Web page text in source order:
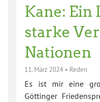
Kane: Ein
starke
Nationen
11. März 2024 • Reden
Es ist mir eine
Göttinger